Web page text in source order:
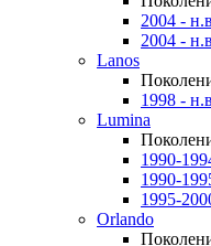
2004 -
2004 -
Lanos
1998 -
Lumina
1990-
1990-
1995-
Orlando